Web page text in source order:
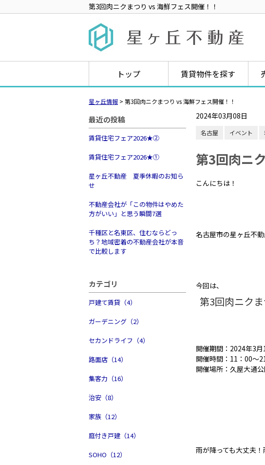
第3回肉ニクまつり vs 海鮮フェス開催！！
トップ 賃貸物件を探す
星ヶ丘情報 > 第3回肉ニクまつり vs 海鮮フェス開催！！
最近の投稿
賃貸住宅フェア2026★➁
賃貸住宅フェア2026★①
星ヶ丘不動産 夏季休暇のお知ら
せ
不動産会社が「この物件はやめた
方がいい」と思う瞬間7選
千種区と名東区、住むならどっ
ち？地域密着の不動産会社が本音
で比較します
カテゴリ
戸建て賃貸（4）
ガーデニング（2）
セカンドライフ（4）
路面店（14）
集客力（16）
治安（8）
家族（12）
庭付き戸建（14）
SOHO（12）
2024年03月08日
名古屋 イベント
第3回肉ニ
こんにちは！
名古屋市の星ヶ丘不動
今回は、
第3回肉ニク
開催期間：2024年3
開催時間：11：00～
開催場所：久屋大通
雨が降っても大丈夫！